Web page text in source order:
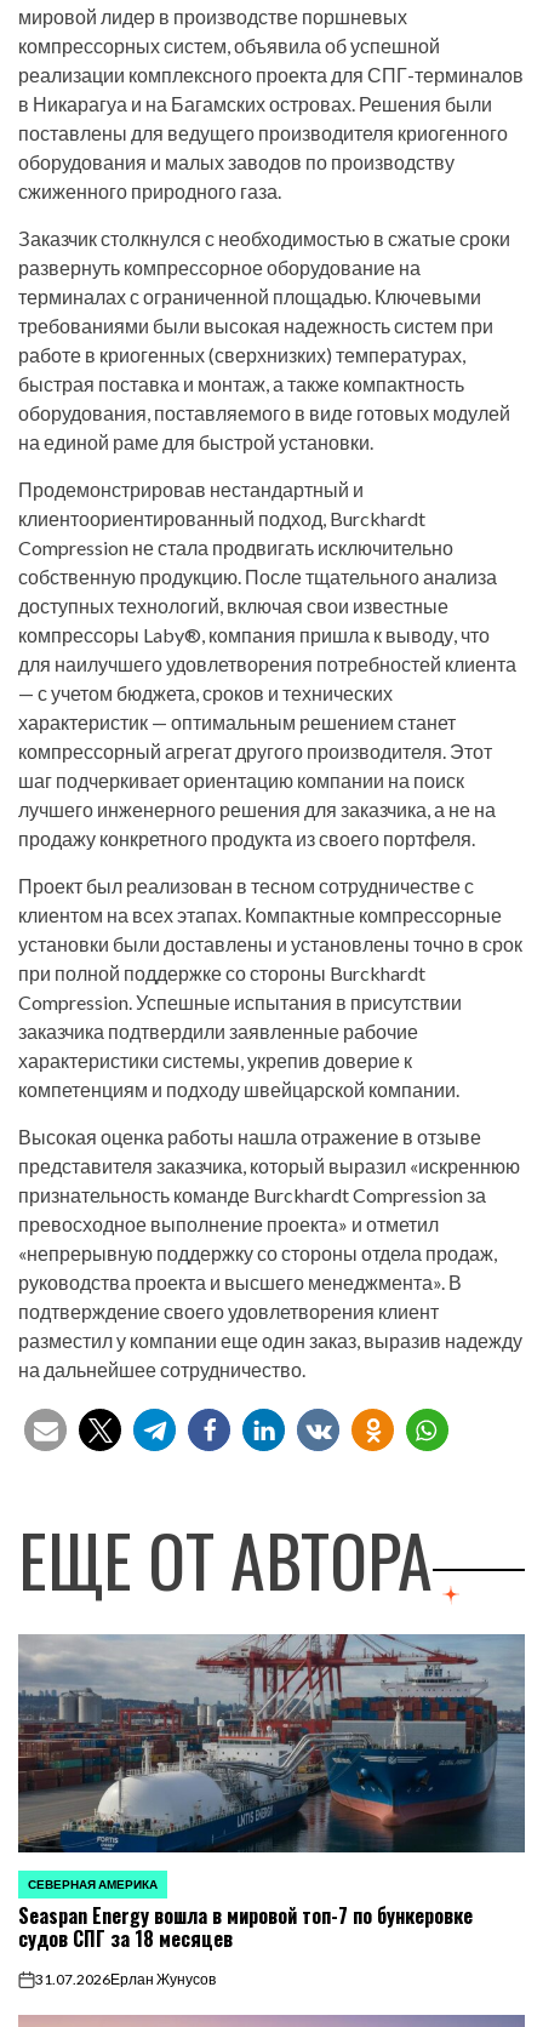
мировой лидер в производстве поршневых
компрессорных систем, объявила об успешной
реализации комплексного проекта для СПГ-терминалов
в Никарагуа и на Багамских островах. Решения были
поставлены для ведущего производителя криогенного
оборудования и малых заводов по производству
сжиженного природного газа.
Заказчик столкнулся с необходимостью в сжатые сроки
развернуть компрессорное оборудование на
терминалах с ограниченной площадью. Ключевыми
требованиями были высокая надежность систем при
работе в криогенных (сверхнизких) температурах,
быстрая поставка и монтаж, а также компактность
оборудования, поставляемого в виде готовых модулей
на единой раме для быстрой установки.
Продемонстрировав нестандартный и
клиентоориентированный подход, Burckhardt
Compression не стала продвигать исключительно
собственную продукцию. После тщательного анализа
доступных технологий, включая свои известные
компрессоры Laby®, компания пришла к выводу, что
для наилучшего удовлетворения потребностей клиента
— с учетом бюджета, сроков и технических
характеристик — оптимальным решением станет
компрессорный агрегат другого производителя. Этот
шаг подчеркивает ориентацию компании на поиск
лучшего инженерного решения для заказчика, а не на
продажу конкретного продукта из своего портфеля.
Проект был реализован в тесном сотрудничестве с
клиентом на всех этапах. Компактные компрессорные
установки были доставлены и установлены точно в срок
при полной поддержке со стороны Burckhardt
Compression. Успешные испытания в присутствии
заказчика подтвердили заявленные рабочие
характеристики системы, укрепив доверие к
компетенциям и подходу швейцарской компании.
Высокая оценка работы нашла отражение в отзыве
представителя заказчика, который выразил «искреннюю
признательность команде Burckhardt Compression за
превосходное выполнение проекта» и отметил
«непрерывную поддержку со стороны отдела продаж,
руководства проекта и высшего менеджмента». В
подтверждение своего удовлетворения клиент
разместил у компании еще один заказ, выразив надежду
на дальнейшее сотрудничество.
ЕЩЕ ОТ АВТОРА
ОПУБЛИКОВАНО
В
СЕВЕРНАЯ АМЕРИКА
Seaspan Energy вошла в мировой топ-7 по бункеровке
судов СПГ за 18 месяцев
on31.07.2026Ерлан Жунусов